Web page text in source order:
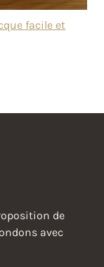
facile et
de
avec